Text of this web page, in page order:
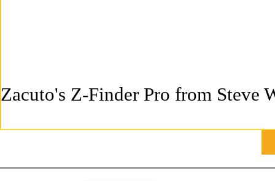
Zacuto's Z-Finder Pro from Steve